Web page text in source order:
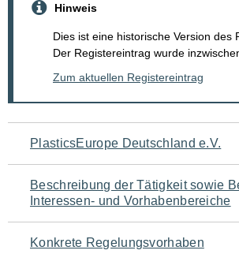
Hinweis
Dies ist eine historische Version des
Der Registereintrag wurde
Zum aktuellen Registereintrag
Navigation
für
den
Seiteninhalt
PlasticsEurope Deutschland e.V.
Beschreibung der Tätigkeit sowie
Interessen- und Vorhabenbereiche
Konkrete Regelungsvorhaben